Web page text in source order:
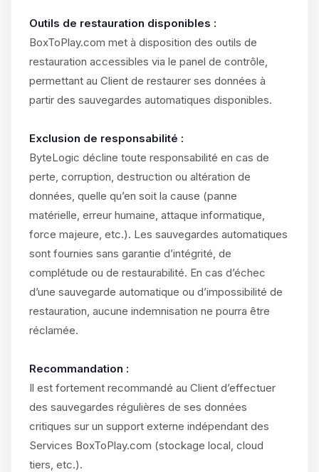
Outils de restauration disponibles :
BoxToPlay.com met à disposition des outils de
restauration accessibles via le panel de contrôle,
permettant au Client de restaurer ses données à
partir des sauvegardes automatiques disponibles.
Exclusion de responsabilité :
ByteLogic décline toute responsabilité en cas de
perte, corruption, destruction ou altération de
données, quelle qu’en soit la cause (panne
matérielle, erreur humaine, attaque informatique,
force majeure, etc.). Les sauvegardes automatiques
sont fournies sans garantie d’intégrité, de
complétude ou de restaurabilité. En cas d’échec
d’une sauvegarde automatique ou d’impossibilité de
restauration, aucune indemnisation ne pourra être
réclamée.
Recommandation :
Il est fortement recommandé au Client d’effectuer
des sauvegardes régulières de ses données
critiques sur un support externe indépendant des
Services BoxToPlay.com (stockage local, cloud
tiers, etc.).